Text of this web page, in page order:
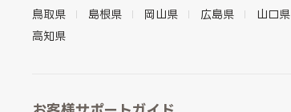
鳥取県
島根県 岡山県 広島県 山口県
高知県